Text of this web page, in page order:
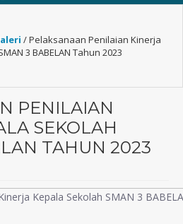
/Pelaksanaan Penilaian Kinerja
3 BABELAN Tahun 2023
PENILAIAN
SEKOLAH
TAHUN 2023